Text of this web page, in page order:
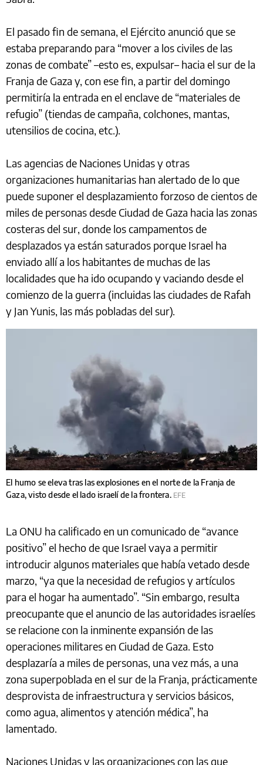
El pasado fin de semana, el Ejército anunció que se
estaba preparando para “mover a los civiles de las
zonas de combate” –esto es, expulsar– hacia el sur de la
Franja de Gaza y, con ese fin, a partir del domingo
permitiría la entrada en el enclave de “materiales de
refugio” (tiendas de campaña, colchones, mantas,
utensilios de cocina, etc.).
Las agencias de Naciones Unidas y otras
organizaciones humanitarias han alertado de lo que
puede suponer el desplazamiento forzoso de cientos de
miles de personas desde Ciudad de Gaza hacia las zonas
costeras del sur, donde los campamentos de
desplazados ya están saturados porque Israel ha
enviado allí a los habitantes de muchas de las
localidades que ha ido ocupando y vaciando desde el
comienzo de la guerra (incluidas las ciudades de Rafah
y Jan Yunis, las más pobladas del sur).
El humo se eleva tras las explosiones en el norte de la Franja de
Gaza, visto desde el lado israelí de la frontera. EFE
La ONU ha calificado en un comunicado de “avance
positivo” el hecho de que Israel vaya a permitir
introducir algunos materiales que había vetado desde
marzo, “ya que la necesidad de refugios y artículos
para el hogar ha aumentado”. “Sin embargo, resulta
preocupante que el anuncio de las autoridades israelíes
se relacione con la inminente expansión de las
operaciones militares en Ciudad de Gaza. Esto
desplazaría a miles de personas, una vez más, a una
zona superpoblada en el sur de la Franja, prácticamente
desprovista de infraestructura y servicios básicos,
como agua, alimentos y atención médica”, ha
lamentado.
Naciones Unidas y las organizaciones con las que